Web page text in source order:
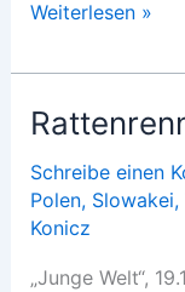
Rassekunde
Weiterlesen »
Schreibe einen
Polen, Slowakei,
Konicz
„Junge Welt“,